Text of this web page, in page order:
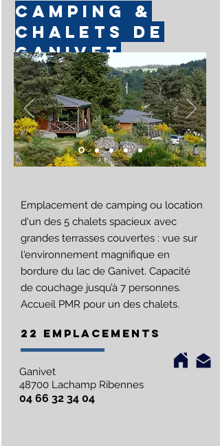
CAMPING &
CHALETS DE
GANIVET
Emplacement de camping ou location
d'un des 5 chalets spacieux avec
grandes terrasses couvertes : vue sur
l'environnement magnifique en
bordure du lac de Ganivet. Capacité
de couchage jusqu’à 7 personnes.
Accueil PMR pour un des chalets.
22 EMPLACEMENTS
Ganivet
48700 Lachamp Ribennes
04 66 32 34 04